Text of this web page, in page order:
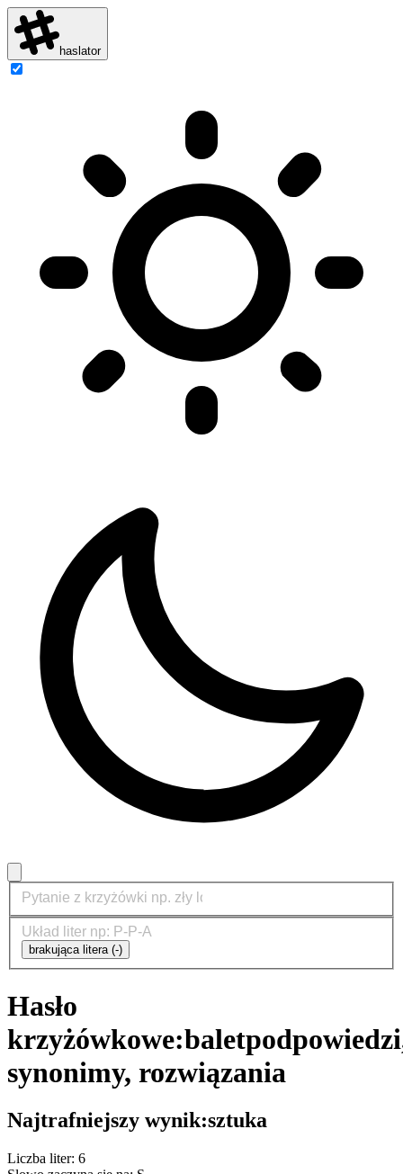
haslator
brakująca litera (-)
Hasło
krzyżówkowe:balet
synonimy, rozwiązania
Najtrafniejszy wynik:sztuka
Liczba liter: 6